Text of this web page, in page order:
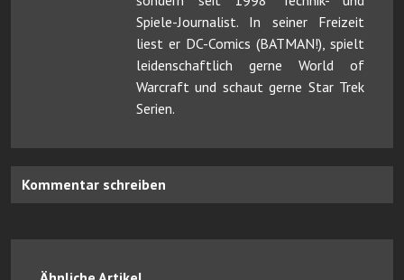
Spiele-Journalist. In seiner Freizeit
liest er DC-Comics (BATMAN!), spielt
leidenschaftlich gerne World of
Warcraft und schaut gerne Star Trek
Serien.
Kommentar schreiben